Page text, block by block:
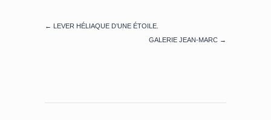
← LEVER HÉLIAQUE D’UNE ÉTOILE.
GALERIE JEAN-MARC →